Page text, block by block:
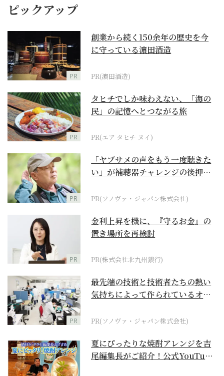
ピックアップ
PR
創業から続く150余年の歴史を今
に守っている濵田酒造
PR(濵田酒造)
PR
タヒチでしか味わえない、「海の
民」の記憶へとつながる旅
PR(エア タヒチ ヌイ)
PR
「ヤブサメの声をもう一度聴きた
い」が補聴器チャレンジの後押し
PR(ソノヴァ・ジャパン株式会社)
PR
金利上昇を機に、『守るお金』の
置き場所を再検討
PR(株式会社北九州銀行)
PR
最先端の技術と技術者たちの熱い
気持ちによって作られているオー
PR(ソノヴァ・ジャパン株式会社)
夏にぴったりな焼酎アレンジを吉
尾編集長がご紹介！公式YouTube